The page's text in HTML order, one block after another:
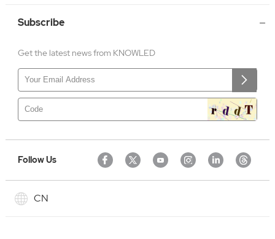
Subscribe
Get the latest news from KNOWLED
Follow Us
CN